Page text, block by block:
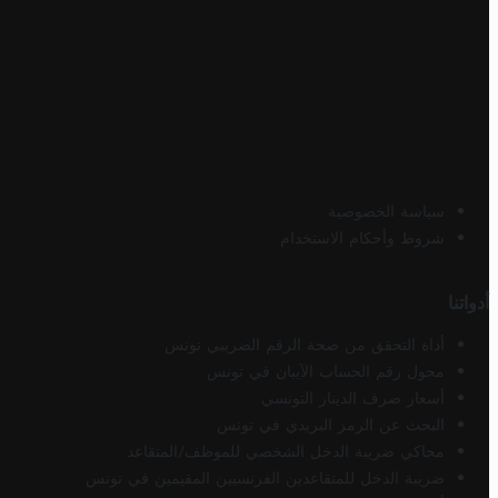
سياسة الخصوصية
شروط وأحكام الاستخدام
أدواتنا
أداة التحقق من صحة الرقم الضريبي تونس
محول رقم الحساب الآيبان في تونس
أسعار صرف الدينار التونسي
البحث عن الرمز البريدي في تونس
محاكي ضريبة الدخل الشخصي للموظف/المتقاعد
ضريبة الدخل للمتقاعدين الفرنسيين المقيمين في تونس